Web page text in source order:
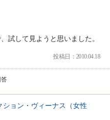
試して見ようと思いました。
投稿日：2010.04.18
ション・ヴィーナス（女性